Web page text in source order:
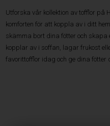
Utforska vår kollektion av tofflor på
komforten för att koppla av i ditt
skämma bort dina fötter och skapa
kopplar av i soffan, lagar frukost
favorittofflor idag och ge dina fötter